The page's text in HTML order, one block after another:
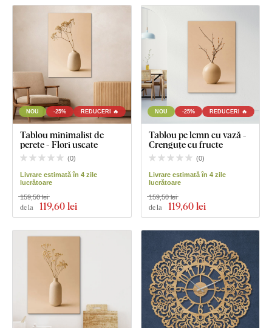
NOU -25% REDUCERI 🔥
Tablou minimalist de
perete - Flori uscate
(0)
Livrare estimată în 4 zile
lucrătoare
de la 119,60 lei
159,50 lei
NOU -25% REDUCERI 🔥
Tablou pe lemn cu vază -
Crenguțe cu fructe
(0)
Livrare estimată în 4 zile
lucrătoare
de la 119,60 lei
159,50 lei